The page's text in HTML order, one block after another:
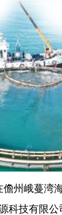
州峨蔓湾
科技有限公